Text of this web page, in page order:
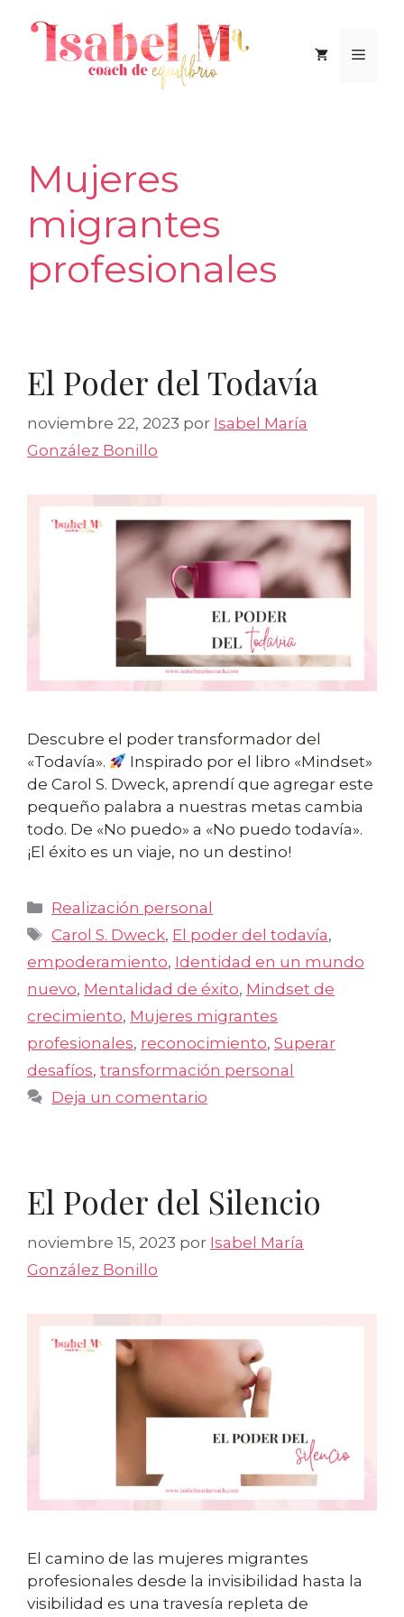
contenido
Menú
Mujeres
migrantes
profesionales
El Poder del Todavía
noviembre 22, 2023 por Isabel María
González Bonillo
Descubre el poder transformador del
«Todavía».
Inspirado por el libro «Mindset»
de Carol S. Dweck, aprendí que agregar este
pequeño palabra a nuestras metas cambia
todo. De «No puedo» a «No puedo todavía».
¡El éxito es un viaje, no un destino!
Categorías
Realización personal
Etiquetas
Carol S. Dweck, El poder del todavía,
empoderamiento, Identidad en un mundo
nuevo, Mentalidad de éxito, Mindset de
crecimiento, Mujeres migrantes
profesionales, reconocimiento, Superar
desafíos, transformación personal
Deja un comentario
El Poder del Silencio
noviembre 15, 2023 por Isabel María
González Bonillo
El camino de las mujeres migrantes
profesionales desde la invisibilidad hasta la
visibilidad es una travesía repleta de